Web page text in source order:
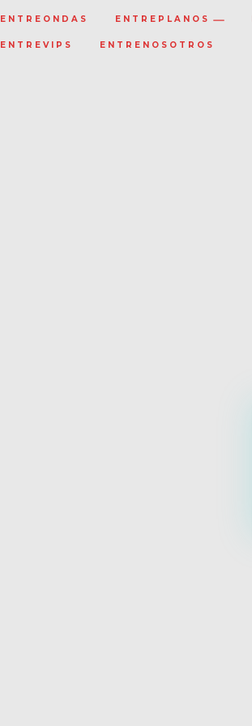
ENTREONDAS ENTREPLANOS
ENTREVIPS ENTRENOSOTROS